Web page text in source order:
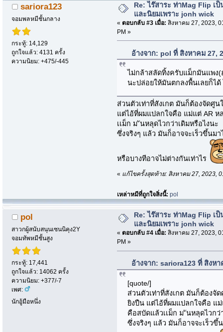
sariora123
จอมพลหมีชั้นกลาง
กระทู้: 14,129
ถูกใจแล้ว: 4131 ครั้ง
ความนิยม: +475/-445
Re: ไร๊สาระ ท่าMag Flip เป็
และนิยมเพราะ jonh wick
« ตอบกลับ #3 เมื่อ: สิงหาคม 27, 2023,
PM »
อ้างจาก: pol ที่ สิงหาคม 27,
ไม่กล้าสลัดทิ้งครับแม็กมันแพง(
นะปล่อยให้มันตกลงพื้นเลยก็ได้
ส่วนตัวเท่าที่สังเกต มันก็ต้องจัดศู
แต่ไอ้ที่ผมแปลกใจคือ แม่แต่ AR
เเม็ก ม ันหลุดไวกว่าเดิมหรือไงนะ
ซึ่งจริงๆ แล้ว มันก็อาจจะเร็วขึ้นม
หรือบางทีอาจไม่ต่างกันเท่าไร
« แก้ไขครั้งสุดท้าย: สิงหาคม 27, 2023,
เหล่าหมีที่ถูกใจสิ่งนี้:pol
pol
สาวกผู้สนับสนุนเซนนิคุง2Y
จอมทัพหมีชั้นสูง
กระทู้: 17,441
ถูกใจแล้ว: 14062 ครั้ง
ความนิยม: +377/-7
เพศ:
นักอู้มือหนึ่ง
Re: ไร๊สาระ ท่าMag Flip เป็
และนิยมเพราะ jonh wick
« ตอบกลับ #4 เมื่อ: สิงหาคม 27, 2023,
PM »
อ้างจาก: sariora123 ที่ สิงห
[quote/]
ส่วนตัวเท่าที่สังเกต มันก็ต้องจั
ยิงปืน แต่ไอ้ที่ผมแปลกใจคือ แ
คือสบัดแล้วเเม็ก ม ันหลุดไวกว่
ซึ่งจริงๆ แล้ว มันก็อาจจะเร็ว